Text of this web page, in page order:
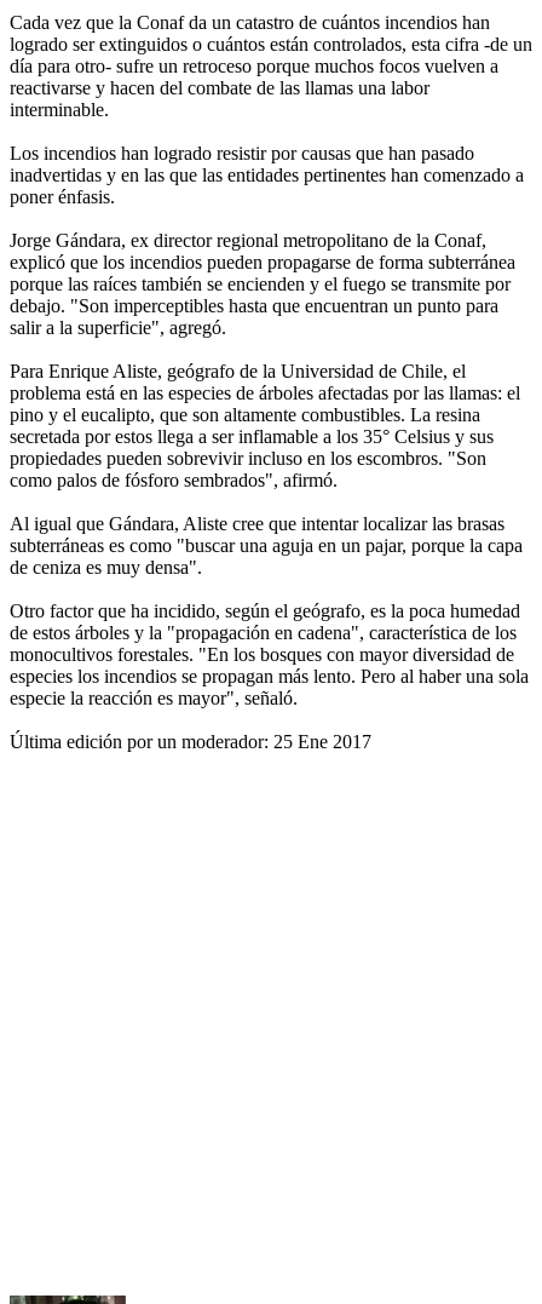
Cada vez que la Conaf da un catastro de cuántos incendios han
logrado ser extinguidos o cuántos están controlados, esta cifra -de un
día para otro- sufre un retroceso porque muchos focos vuelven a
reactivarse y hacen del combate de las llamas una labor
interminable.
Los incendios han logrado resistir por causas que han pasado
inadvertidas y en las que las entidades pertinentes han comenzado a
poner énfasis.
Jorge Gándara, ex director regional metropolitano de la Conaf,
explicó que los incendios pueden propagarse de forma subterránea
porque las raíces también se encienden y el fuego se transmite por
debajo. "Son imperceptibles hasta que encuentran un punto para
salir a la superficie", agregó.
Para Enrique Aliste, geógrafo de la Universidad de Chile, el
problema está en las especies de árboles afectadas por las llamas: el
pino y el eucalipto, que son altamente combustibles. La resina
secretada por estos llega a ser inflamable a los 35° Celsius y sus
propiedades pueden sobrevivir incluso en los escombros. "Son
como palos de fósforo sembrados", afirmó.
Al igual que Gándara, Aliste cree que intentar localizar las brasas
subterráneas es como "buscar una aguja en un pajar, porque la capa
de ceniza es muy densa".
Otro factor que ha incidido, según el geógrafo, es la poca humedad
de estos árboles y la "propagación en cadena", característica de los
monocultivos forestales. "En los bosques con mayor diversidad de
especies los incendios se propagan más lento. Pero al haber una sola
especie la reacción es mayor", señaló.
Última edición por un moderador: 25 Ene 2017